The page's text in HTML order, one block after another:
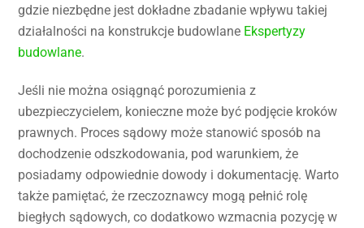
gdzie niezbędne jest dokładne zbadanie wpływu takiej
działalności na konstrukcje budowlane Ekspertyzy
budowlane.
Jeśli nie można osiągnąć porozumienia z
ubezpieczycielem, konieczne może być podjęcie kroków
prawnych. Proces sądowy może stanowić sposób na
dochodzenie odszkodowania, pod warunkiem, że
posiadamy odpowiednie dowody i dokumentację. Warto
także pamiętać, że rzeczoznawcy mogą pełnić rolę
biegłych sądowych, co dodatkowo wzmacnia pozycję w